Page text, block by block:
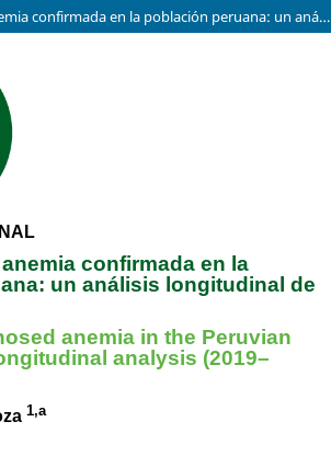
Tendencias de anemia confirmada en la población peruana: un análisis longitudinal de 2019 a 2023